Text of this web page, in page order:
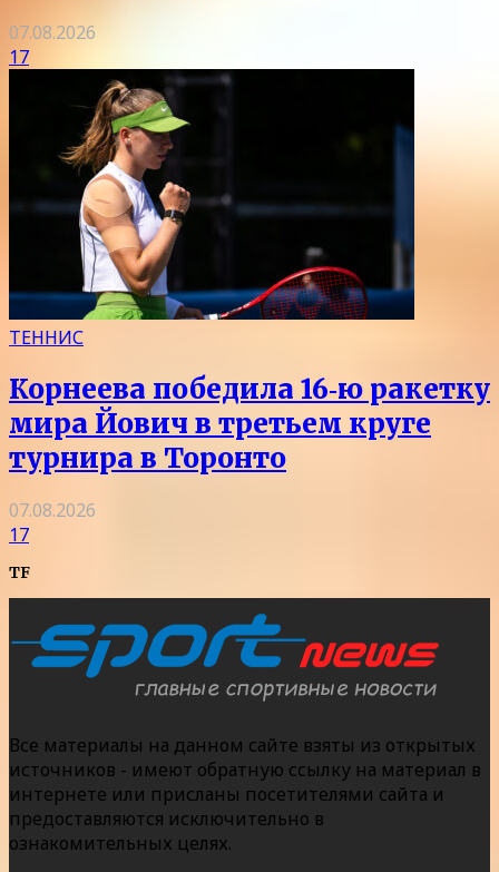
07.08.2026
17
ТЕННИС
Корнеева победила 16‑ю ракетку
мира Йович в третьем круге
турнира в Торонто
07.08.2026
17
TF
Все материалы на данном сайте взяты из открытых
источников - имеют обратную ссылку на материал в
интернете или присланы посетителями сайта и
предоставляются исключительно в
ознакомительных целях.